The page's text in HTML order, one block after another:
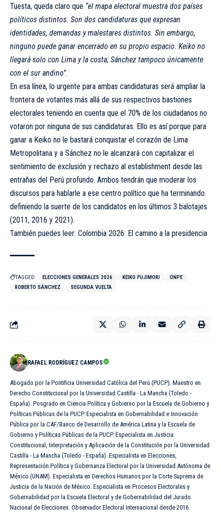
Tuesta, queda claro que “el mapa electoral muestra dos países
políticos distintos. Son dos candidaturas que expresan
identidades, demandas y malestares distintos. Sin embargo,
ninguno puede ganar encerrado en su propio espacio. Keiko no
llegará solo con Lima y la costa; Sánchez tampoco únicamente
con el sur andino”.
En esa línea, lo urgente para ambas candidaturas será ampliar la
frontera de votantes más allá de sus respectivos bastiones
electorales teniendo en cuenta que el 70% de los ciudadanos no
votaron por ninguna de sus candidaturas. Ello es así porque para
ganar a Keiko no le bastará conquistar el corazón de Lima
Metropolitana y a Sánchez no le alcanzará con capitalizar el
sentimiento de exclusión y rechazo al establishment desde las
entrañas del Perú profundo. Ambos tendrán que moderar los
discursos para hablarle a ese centro político que ha terminando
definiendo la suerte de los candidatos en los últimos 3 balotajes
(2011, 2016 y 2021).
También puedes leer: Colombia 2026: El camino a la presidencia
TAGGED: ELECCIONES GENERALES 2026 KEIKO FUJIMORI
ONPE
ROBERTO SÁNCHEZ
SEGUNDA VUELTA
RAFAEL RODRÍGUEZ CAMPOS
Abogado por la Pontificia Universidad Católica del Perú (PUCP). Maestro en
Derecho Constitucional por la Universidad Castilla - La Mancha (Toledo -
España). Posgrado en Ciencia Política y Gobierno por la Escuela de Gobierno y
Políticas Públicas de la PUCP. Especialista en Gobernabilidad e Innovación
Pública por la CAF/Banco de Desarrollo de América Latina y la Escuela de
Gobierno y Políticas Públicas de la PUCP. Especialista en Justicia
Constitucional, Interpretación y Aplicación de la Constitución por la Universidad
Castilla - La Mancha (Toledo - España). Especialista en Elecciones,
Representación Política y Gobernanza Electoral por la Universidad Autónoma de
México (UNAM). Especialista en Derechos Humanos por la Corte Suprema de
Justicia de la Nación de México. Especialista en Procesos Electorales y
Gobernabilidad por la Escuela Electoral y de Gobernabilidad del Jurado
Nacional de Elecciones. Observador Electoral Internacional desde 2016.